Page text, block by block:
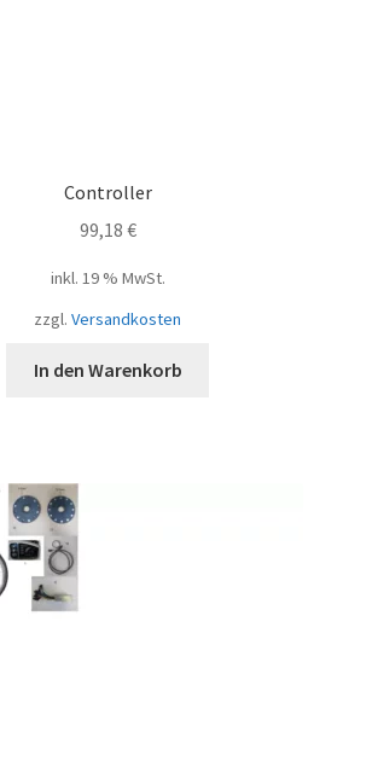
Controller
99,18 €
inkl. 19 % MwSt.
zzgl. Versandkosten
In den Warenkorb